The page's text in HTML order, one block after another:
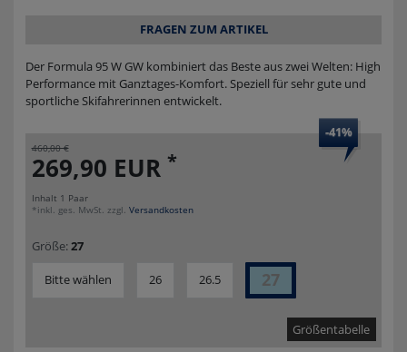
FRAGEN ZUM ARTIKEL
Der Formula 95 W GW kombiniert das Beste aus zwei Welten: High
Performance mit Ganztages-Komfort. Speziell für sehr gute und
sportliche Skifahrerinnen entwickelt.
-41%
460,00 €
269,90 EUR *
Inhalt 1 Paar
*inkl. ges. MwSt. zzgl. Versandkosten
Größe:27
Bitte wählen 26 26.5 27
Größentabelle